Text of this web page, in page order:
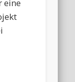
eine